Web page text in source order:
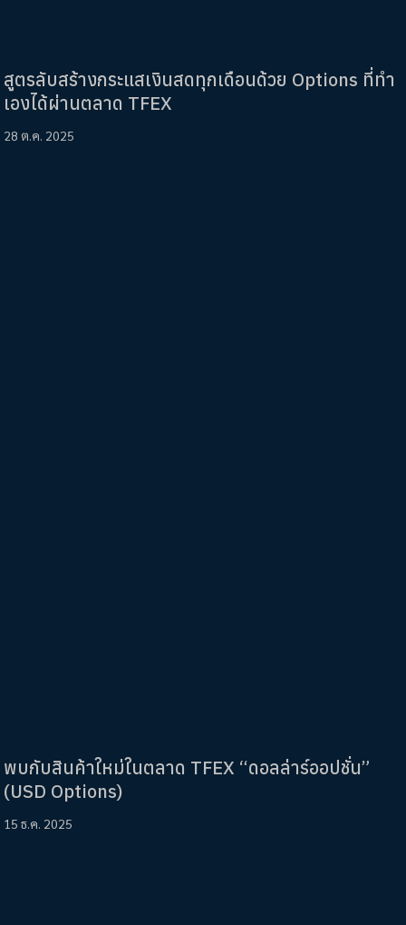
สูตรลับสร้างกระแสเงินสดทุกเดือนด้วย Options ที่ทำ
เองได้ผ่านตลาด TFEX
28 ต.ค. 2025
พบกับสินค้าใหม่ในตลาด TFEX “ดอลล่าร์ออปชั่น”
(USD Options)
15 ธ.ค. 2025